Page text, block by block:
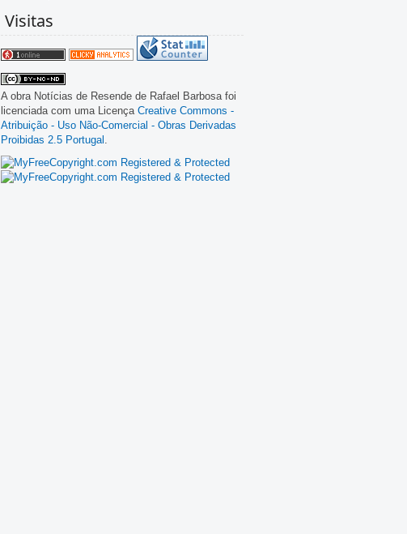
Visitas
A obra Notícias de Resende de Rafael Barbosa foi
licenciada com uma Licença Creative Commons -
Atribuição - Uso Não-Comercial - Obras Derivadas
Proibidas 2.5 Portugal